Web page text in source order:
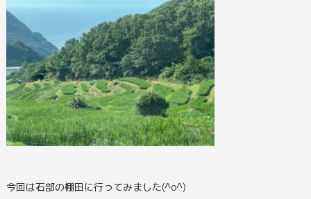
今回は石部の棚田に行ってみました(^o^)